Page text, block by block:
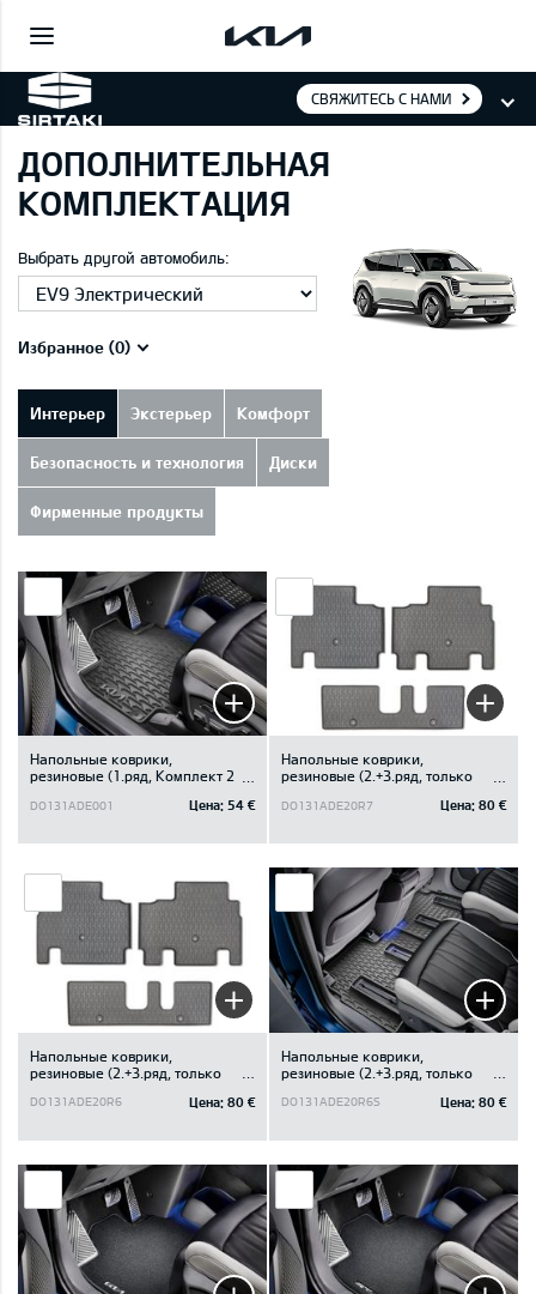
СВЯЖИТЕСЬ С НАМИ
ДОПОЛНИТЕЛЬНАЯ
КОМПЛЕКТАЦИЯ
Выбрать другой автомобиль:
Избранное (0)
Интерьер Экстерьер Комфорт
Безопасность и технология Диски
Фирменные продукты
Напольные коврики,
резиновые (1.ряд, Kомплект 2
DO131ADE001 Цена: 54 €
Напольные коврики,
резиновые (2.+3.ряд, только
DO131ADE20R7 Цена: 80 €
Напольные коврики,
резиновые (2.+3.ряд, только
неповоротного)
DO131ADE20R6 Цена: 80 €
Напольные коврики,
резиновые (2.+3.ряд, только
устройства)
DO131ADE20R6S Цена: 80 €